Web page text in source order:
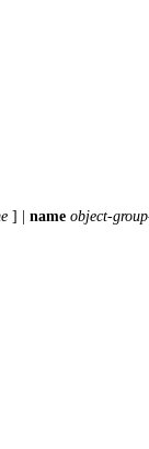
] name object-